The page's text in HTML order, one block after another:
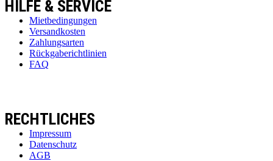
HILFE & SERVICE
Mietbedingungen
Versandkosten
Zahlungsarten
Rückgaberichtlinien
FAQ
RECHTLICHES
Impressum
Datenschutz
AGB